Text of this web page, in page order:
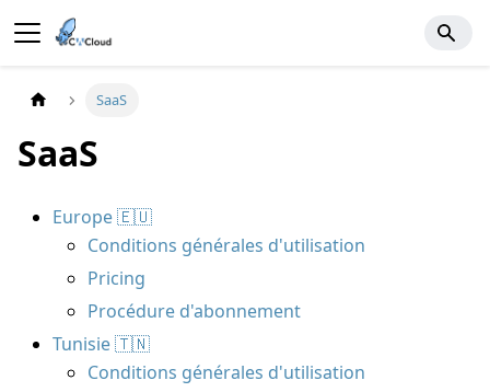
SaaS
SaaS
Europe 🇪🇺
Conditions générales d'utilisation
Pricing
Procédure d'abonnement
Tunisie 🇹🇳
Conditions générales d'utilisation